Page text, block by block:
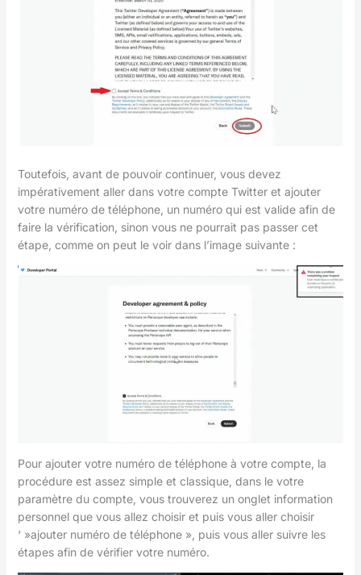
Toutefois, avant de pouvoir continuer, vous devez
impérativement aller dans votre compte Twitter et ajouter
votre numéro de téléphone, un numéro qui est valide afin de
faire la vérification, sinon vous ne pourrait pas passer cet
étape, comme on peut le voir dans l’image suivante :
Pour ajouter votre numéro de téléphone à votre compte, la
procédure est assez simple et classique, dans le votre
paramètre du compte, vous trouverez un onglet information
personnel que vous allez choisir et puis vous aller choisir
‘ »ajouter numéro de téléphone », puis vous aller suivre les
étapes afin de vérifier votre numéro.